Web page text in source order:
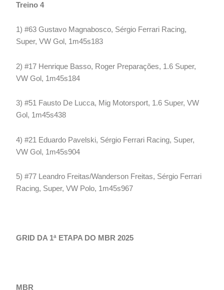
Treino 4
1) #63 Gustavo Magnabosco, Sérgio Ferrari Racing,
Super, VW Gol, 1m45s183
2) #17 Henrique Basso, Roger Preparações, 1.6 Super,
VW Gol, 1m45s184
3) #51 Fausto De Lucca, Mig Motorsport, 1.6 Super, VW
Gol, 1m45s438
4) #21 Eduardo Pavelski, Sérgio Ferrari Racing, Super,
VW Gol, 1m45s904
5) #77 Leandro Freitas/Wanderson Freitas, Sérgio Ferrari
Racing, Super, VW Polo, 1m45s967
GRID DA 1ª ETAPA DO MBR 2025
MBR